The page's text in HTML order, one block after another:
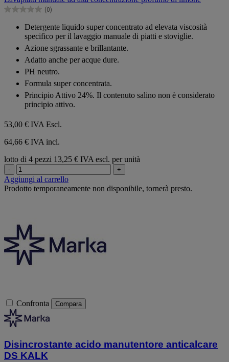
5
stelle.
(0)
0.0
Detergente liquido super concentrato ad elevata viscosità
specifico per il lavaggio manuale di piatti e stoviglie.
Azione sgrassante e brillantante.
Adatto anche per acque dure.
PH neutro.
Formula super concentrata.
Principio Attivo 24%. Il contenuto salino non è considerato
principio attivo.
53,00 € IVA Escl.
64,66 € IVA incl.
lotto di 4 pezzi 13,25 € IVA escl. per unità
- +
Aggiungi al carrello
Prodotto temporaneamente non disponibile, tornerà presto.
Confronta Compara
Disincrostante acido manutentore anticalcare
DS KALK